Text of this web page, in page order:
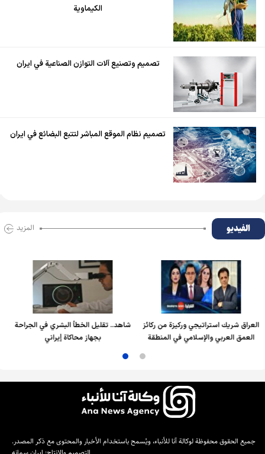
الكيماوية
تصميم وتصنيع آلات التوازن الصناعية في ايران
تصميم نظام الموقع المباشر لتتبع البضائع في ايران
الفیدیو المزید
استراتيجي وركيزة من ركائز
والإسلامي في المنطقة
شاهد.. تقليل الخطأ البشري في الجراحة
بجهاز محاكاة إيراني
جميع الحقوق محفوظة لوكالة آنا للأنباء، ويُسمح باستخدام الأخبار والمحتوى مع ذكر المصدر.